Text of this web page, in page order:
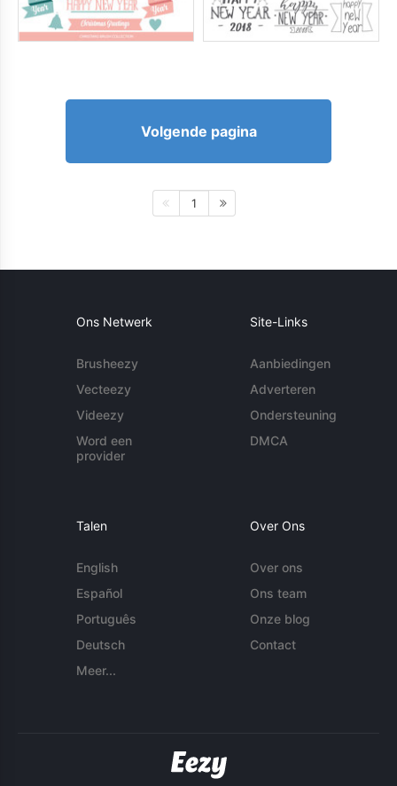
Volgende pagina
1
Ons Netwerk
Brusheezy
Vecteezy
Videezy
Word een
provider
Site-Links
Aanbiedingen
Adverteren
Ondersteuning
DMCA
Talen
English
Español
Português
Deutsch
Meer...
Over Ons
Over ons
Ons team
Onze blog
Contact